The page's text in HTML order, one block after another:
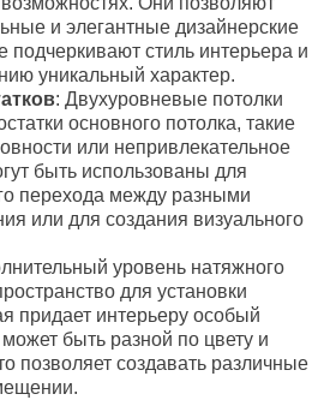
и элегантные дизайнерские
подчеркивают стиль интерьера и
уникальный характер.
: Двухуровневые потолки
основного потолка, такие
или непривлекательное
быть использованы для
перехода между разными
или для создания визуального
уровень натяжного
для установки
придает интерьеру особый
быть разной по цвету и
позволяет создавать различные